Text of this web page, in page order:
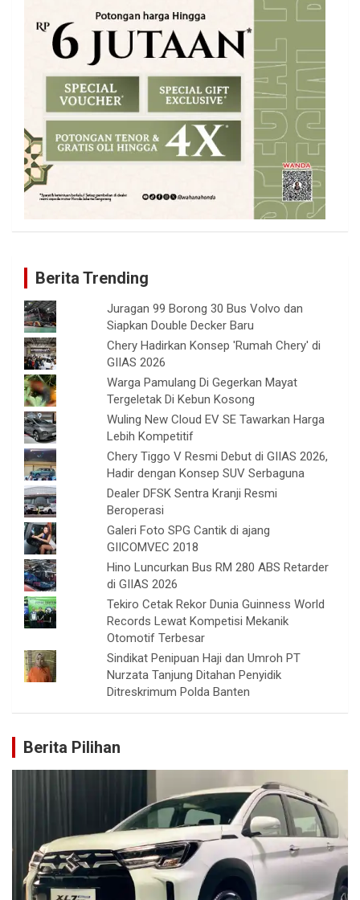
Berita Trending
Juragan 99 Borong 30 Bus Volvo dan
Siapkan Double Decker Baru
Chery Hadirkan Konsep 'Rumah Chery' di
GIIAS 2026
Warga Pamulang Di Gegerkan Mayat
Tergeletak Di Kebun Kosong
Wuling New Cloud EV SE Tawarkan Harga
Lebih Kompetitif
Chery Tiggo V Resmi Debut di GIIAS 2026,
Hadir dengan Konsep SUV Serbaguna
Dealer DFSK Sentra Kranji Resmi
Beroperasi
Galeri Foto SPG Cantik di ajang
GIICOMVEC 2018
Hino Luncurkan Bus RM 280 ABS Retarder
di GIIAS 2026
Tekiro Cetak Rekor Dunia Guinness World
Records Lewat Kompetisi Mekanik
Otomotif Terbesar
Sindikat Penipuan Haji dan Umroh PT
Nurzata Tanjung Ditahan Penyidik
Ditreskrimum Polda Banten
Berita Pilihan